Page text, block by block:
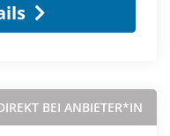
BEI ANBIETER*IN